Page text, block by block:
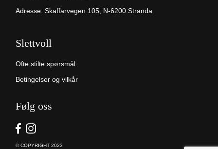
Adresse: Skaffarvegen 105, N-6200 Stranda
Slettvoll
Ofte stilte spørsmål
Betingelser og vilkår
Følg oss
© COPYRIGHT 2023